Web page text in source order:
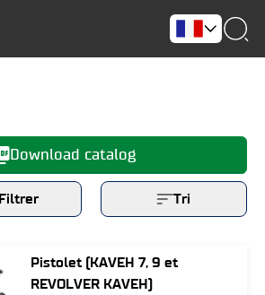
Download catalog
Filtrer Tri
Pistolet (KAVEH 7, 9 et
REVOLVER KAVEH)